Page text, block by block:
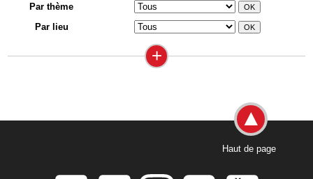
Par thème
Par lieu
+
Haut de page